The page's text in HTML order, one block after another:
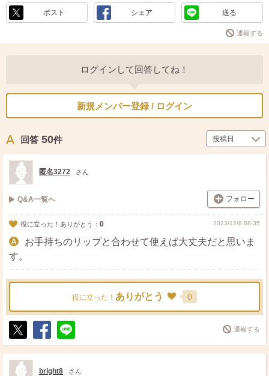
ポスト シェア 送る
通報する
ログインして回答してね！
新規メンバー登録 / ログイン
回答 50件
匿名3272 さん
Q&A一覧へ フォロー
役に立った！ありがとう： 0 2023/12/8 08:35
お手持ちのリップと合わせて使えば大丈夫だと思いま
す。
役に立った！ ありがとう 0
ポ
ス
ト
シ
ェ
送
る
通報する
bright8 さん